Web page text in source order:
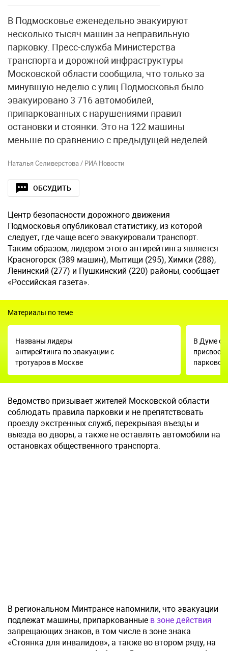
В Подмосковье еженедельно эвакуируют
несколько тысяч машин за неправильную
парковку. Пресс-служба Министерства
транспорта и дорожной инфраструктуры
Московской области сообщила, что только за
минувшую неделю с улиц Подмосковья было
эвакуировано 3 716 автомобилей,
припаркованных с нарушениями правил
остановки и стоянки. Это на 122 машины
меньше по сравнению с предыдущей неделей.
Наталья Селиверстова / РИА Новости
ОБСУДИТЬ
Центр безопасности дорожного движения
Подмосковья опубликовал статистику, из которой
следует, где чаще всего эвакуировали транспорт.
Таким образом, лидером этого антирейтинга является
Красногорск (389 машин), Мытищи (295), Химки (288),
Ленинский (277) и Пушкинский (220) районы, сообщает
«Российская газета».
Материалы по теме
Названы лидеры
антирейтинга по эвакуации с
тротуаров в Москве
В Думе
парковок
Ведомство призывает жителей Московской области
соблюдать правила парковки и не препятствовать
проезду экстренных служб, перекрывая въезды и
выезда во дворы, а также не оставлять автомобили на
остановках общественного транспорта.
В региональном Минтрансе напомнили, что эвакуации
подлежат машины, припаркованные в зоне действия
запрещающих знаков, в том числе в зоне знака
«Стоянка для инвалидов», а также во втором ряду, на